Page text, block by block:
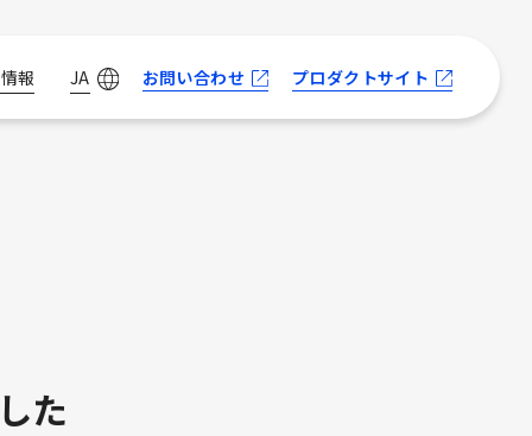
報 JA お問い合わせ プロダクトサイト
た